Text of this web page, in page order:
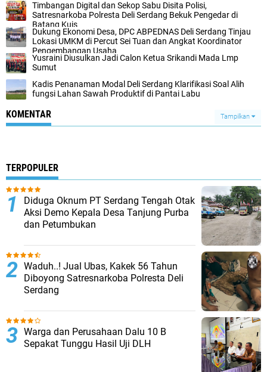
Timbangan Digital dan Sekop Sabu Disita Polisi,
Satresnarkoba Polresta Deli Serdang Bekuk Pengedar di
Batang Kuis
Dukung Ekonomi Desa, DPC ABPEDNAS Deli Serdang Tinjau
Lokasi UMKM di Percut Sei Tuan dan Angkat Koordinator
Pengembangan Usaha
Yusraini Diusulkan Jadi Calon Ketua Srikandi Mada Lmp
Sumut
Kadis Penanaman Modal Deli Serdang Klarifikasi Soal Alih
fungsi Lahan Sawah Produktif di Pantai Labu
KOMENTAR Tampilkan
TERPOPULER
Diduga Oknum PT Serdang Tengah Otak
Aksi Demo Kepala Desa Tanjung Purba
dan Petumbukan
Waduh..! Jual Ubas, Kakek 56 Tahun
Diboyong Satresnarkoba Polresta Deli
Serdang
Warga dan Perusahaan Dalu 10 B
Sepakat Tunggu Hasil Uji DLH